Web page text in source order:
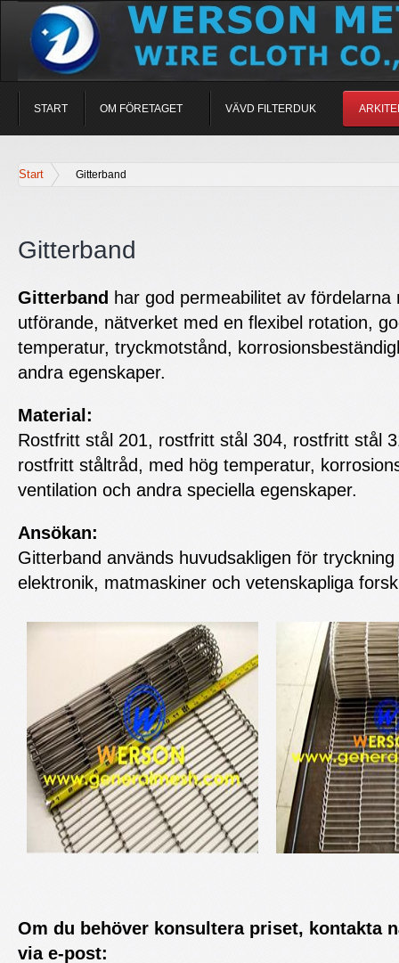
START OM FÖRETAGET VÄVD FILTERDUK
Start Gitterband
Gitterband
Gitterband har god permeabilitet av
utförande, nätverket med en flexibel rotation,
temperatur, tryckmotstånd,
andra egenskaper.
Material:
Rostfritt stål 201, rostfritt stål 304, rostfritt stål
rostfritt ståltråd, med hög temperatur,
ventilation och andra speciella egenskaper.
Ansökan:
Gitterband används huvudsakligen för
elektronik, matmaskiner och vetenskapliga
Om du behöver konsultera priset, kontakta
via e-post: